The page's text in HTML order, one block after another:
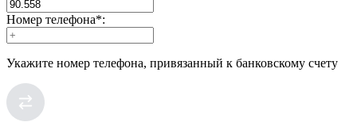
Номер телефона*:
Укажите номер телефона, привязанный к банковскому счету